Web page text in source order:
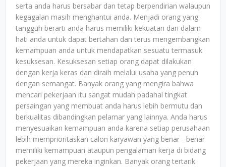
serta anda harus bersabar dan tetap berpendirian walaupun
kegagalan masih menghantui anda. Menjadi orang yang
tangguh berarti anda harus memiliki kekuatan dari dalam
hati anda untuk dapat bertahan dan terus mengembangkan
kemampuan anda untuk mendapatkan sesuatu termasuk
kesuksesan. Kesuksesan setiap orang dapat dilakukan
dengan kerja keras dan diraih melalui usaha yang penuh
dengan semangat. Banyak orang yang mengira bahwa
mencari pekerjaan itu sangat mudah padahal tingkat
persaingan yang membuat anda harus lebih bermutu dan
berkualitas dibandingkan pelamar yang lainnya. Anda harus
menyesuaikan kemampuan anda karena setiap perusahaan
lebih memprioritaskan calon karyawan yang benar - benar
memiliki kemampuan ataupun pengalaman kerja di bidang
pekerjaan yang mereka inginkan. Banyak orang tertarik